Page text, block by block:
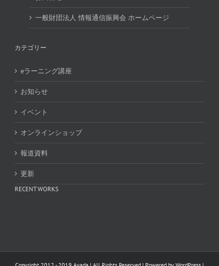
一般財団法人 情報通信振興会 ホームページ
カテゴリー
eラーニング講座
お知らせ
イベント
オンラインショップ
報道資料
更新
RECENT WORKS